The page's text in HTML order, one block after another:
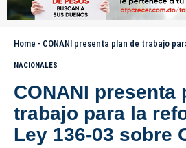
Home - CONANI presenta plan de trabajo para la reforma
NACIONALES
CONANI presenta
trabajo para la
Ley 136-03 sobre